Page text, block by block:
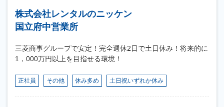
株式会社レンタルのニッケン
国立府中営業所
三菱商事グループで安定！完全週休2日で土日休み！将来的に
1，000万円以上を目指せる環境！
正社員 その他 休み多め 土日祝いずれか休み